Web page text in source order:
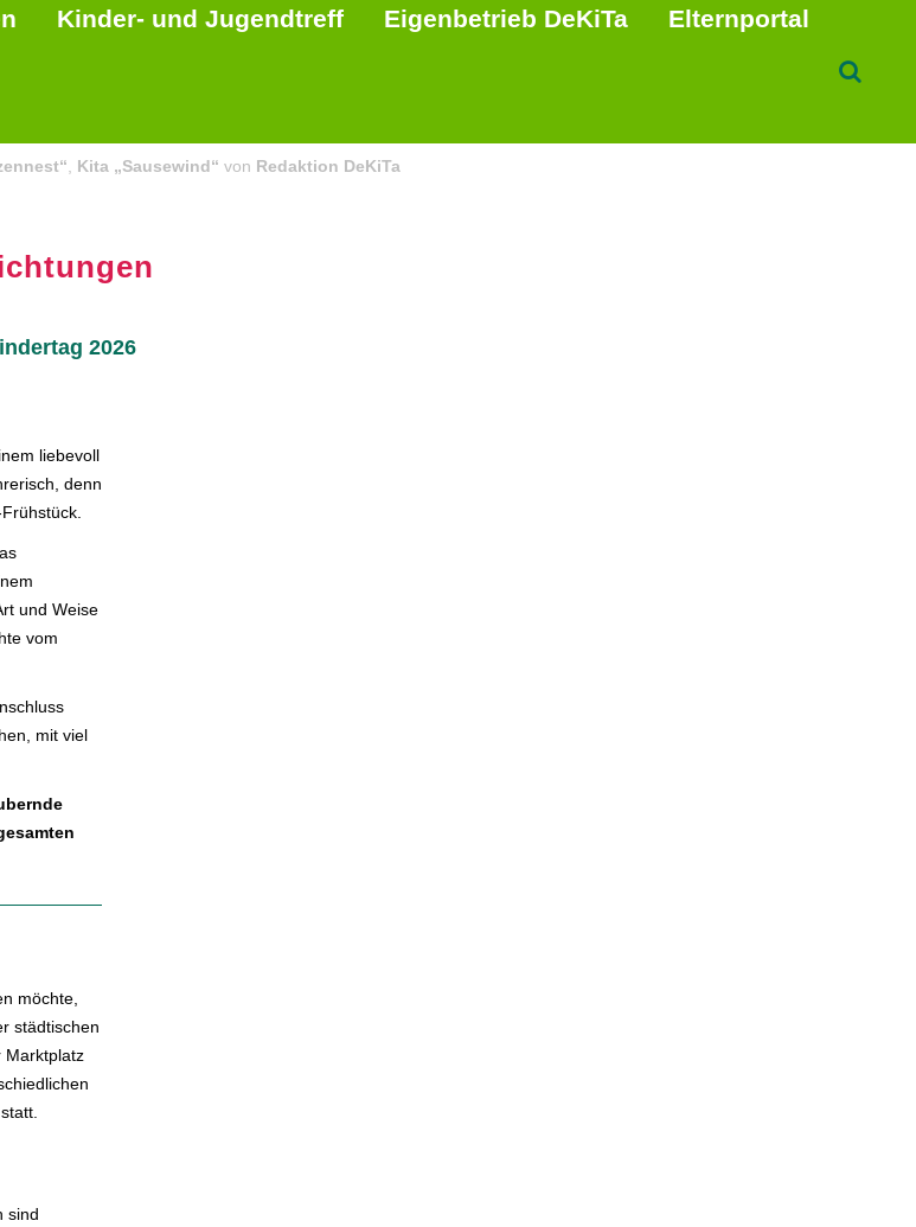
Kinder- und Jugendtreff Eigenbetrieb DeKiTa Elternportal
Kita „Sausewind“ von Redaktion DeKiTa
2026
liebevoll
denn
und Weise
vom
mit viel
möchte,
städtischen
Marktplatz
sind